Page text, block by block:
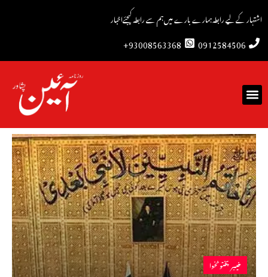
اشتہار کے لیے رابطہہمارے بارے میںہم سے رابطہ کیجئےاخبار
0912584506
93008563368+
خیبرپختونخوا